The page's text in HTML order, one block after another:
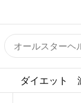
ダイエット